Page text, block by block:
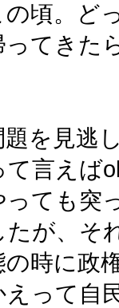
の頃。ど
ってきた
題を見逃
て言えば
っても突
たが、そ
の時に政
えって自